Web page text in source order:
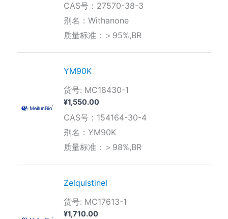
CAS号：27570-38-3
别名：Withanone
质量标准：＞95%,BR
YM90K
货号: MC18430-1
¥1,550.00
CAS号：154164-30-4
别名：YM90K
质量标准：＞98%,BR
Zelquistinel
货号: MC17613-1
¥1,710.00